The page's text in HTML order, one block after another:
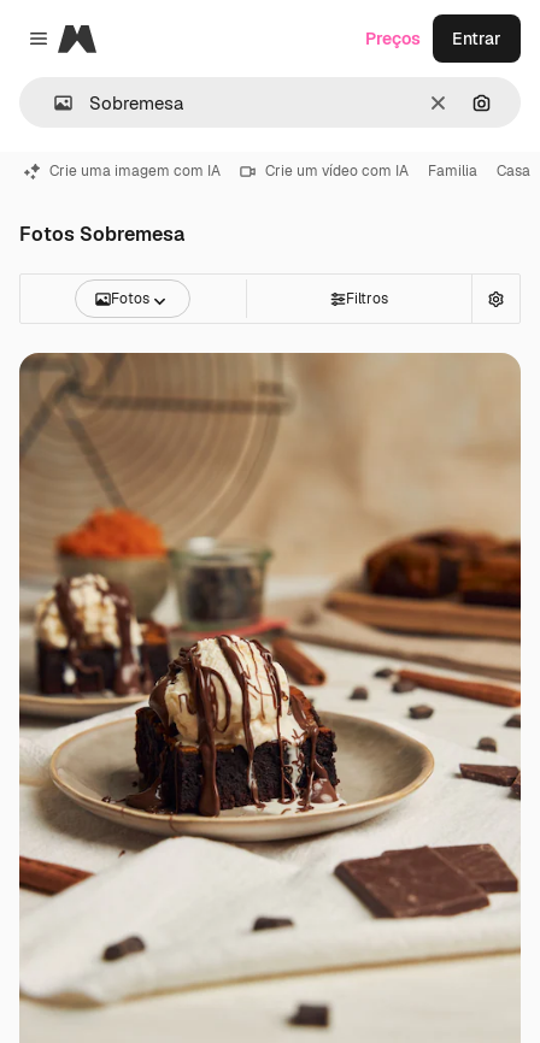
Close menu
Magnific
Limpar
Preços Entrar
Crie uma imagem com IA Crie um vídeo com IA Familia Casa
Fotos Sobremesa
Fotos Filtros